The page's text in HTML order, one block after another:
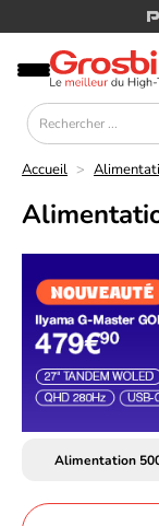
Accueil >
Alimentation